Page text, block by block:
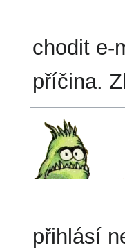
chodit e-
příčina.
přihlásí